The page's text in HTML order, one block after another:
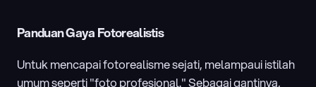
Panduan Gaya Fotorealistis
Untuk mencapai fotorealisme sejati, melampaui istilah
umum seperti "foto profesional." Sebagai gantinya,